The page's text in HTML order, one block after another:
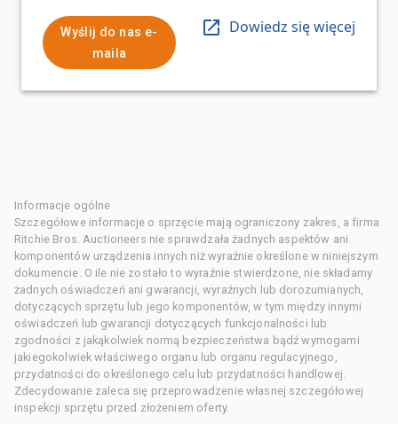
Wyślij do nas e-
maila
Dowiedz się więcej
Informacje ogólne
Szczegółowe informacje o sprzęcie mają ograniczony zakres, a firma
Ritchie Bros. Auctioneers nie sprawdzała żadnych aspektów ani
komponentów urządzenia innych niż wyraźnie określone w niniejszym
dokumencie. O ile nie zostało to wyraźnie stwierdzone, nie składamy
żadnych oświadczeń ani gwarancji, wyraźnych lub dorozumianych,
dotyczących sprzętu lub jego komponentów, w tym między innymi
oświadczeń lub gwarancji dotyczących funkcjonalności lub
zgodności z jakąkolwiek normą bezpieczeństwa bądź wymogami
jakiegokolwiek właściwego organu lub organu regulacyjnego,
przydatności do określonego celu lub przydatności handlowej.
Zdecydowanie zaleca się przeprowadzenie własnej szczegółowej
inspekcji sprzętu przed złożeniem oferty.